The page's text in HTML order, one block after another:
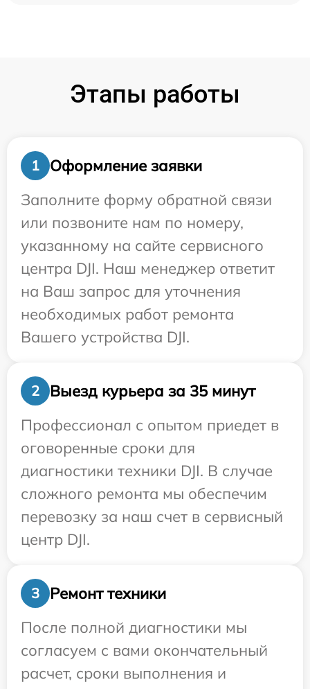
Этапы работы
1
Оформление заявки
Заполните форму обратной связи
или позвоните нам по номеру,
указанному на сайте сервисного
центра DJI. Наш менеджер ответит
на Ваш запрос для уточнения
необходимых работ ремонта
Вашего устройства DJI.
2
Выезд курьера за 35 минут
Профессионал с опытом приедет в
оговоренные сроки для
диагностики техники DJI. В случае
сложного ремонта мы обеспечим
перевозку за наш счет в сервисный
центр DJI.
3
Ремонт техники
После полной диагностики мы
согласуем с вами окончательный
расчет, сроки выполнения и